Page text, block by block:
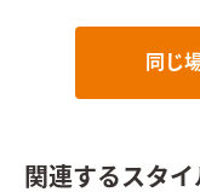
同じ
関連するスタ